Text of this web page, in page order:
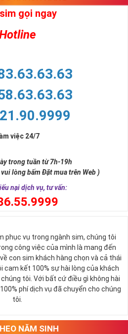
hơn.
chúng ta lựa chọn, dựa vào những
quyết định quan trọng.
sim tứ quý 2
bằng, hài hòa của âm dương và đất
mọi việc đều thuận lợi và mang lại
tốt, sự ổn định và tính hai mặt của
gọi ngay
việc 24/7
trong tuần từ 7h-19h
lòng bấm Đặt mua trên Web )
nại dịch vụ, tư vấn:
phục vụ trong ngành sim, chúng tôi
công việc của mình là mang đến
con sim khách hàng chọn và cả thái
phí dịch vụ đã chuyển cho chúng